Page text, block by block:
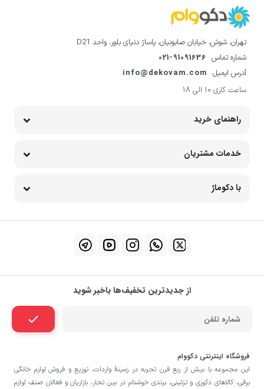
تهران، شوش، خیابان صابونیان، پاساژ دنیای بلور، واحد D21
شماره تماس 021-91091636
آدرس ایمیل info@dekovam.com
ساعت کاری 10 الی 18
راهنمای خرید
خدمات مشتریان
با دکوماژ
از جدیدترین تخفیف‌ها باخبر شوید
فروشگاه اینترنتی دکووام
این مجموعه با بيش از ربع قرن تجربه در زمينۀ واردات، توزيع و فروش لوازم خانگی
برقی، کالاهای دکوری و تزئینی، برندی خوشنام در بين تجار، بازاريان و فعالان صنف لوازم